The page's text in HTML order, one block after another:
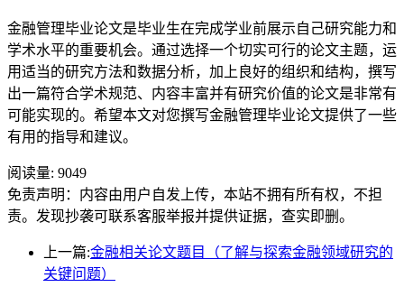
金融管理毕业论文是毕业生在完成学业前展示自己研究能力和
学术水平的重要机会。通过选择一个切实可行的论文主题，运
用适当的研究方法和数据分析，加上良好的组织和结构，撰写
出一篇符合学术规范、内容丰富并有研究价值的论文是非常有
可能实现的。希望本文对您撰写金融管理毕业论文提供了一些
有用的指导和建议。
阅读量: 9049
免责声明：内容由用户自发上传，本站不拥有所有权，不担
责。发现抄袭可联系客服举报并提供证据，查实即删。
上一篇:金融相关论文题目（了解与探索金融领域研究的
关键问题）